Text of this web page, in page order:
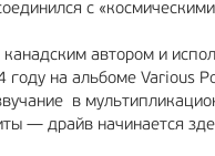
с
автором и
на альбоме Various
в
— драйв начинается